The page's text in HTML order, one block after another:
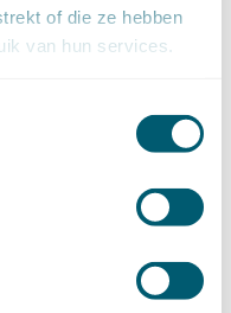
of die ze hebben
van hun services.